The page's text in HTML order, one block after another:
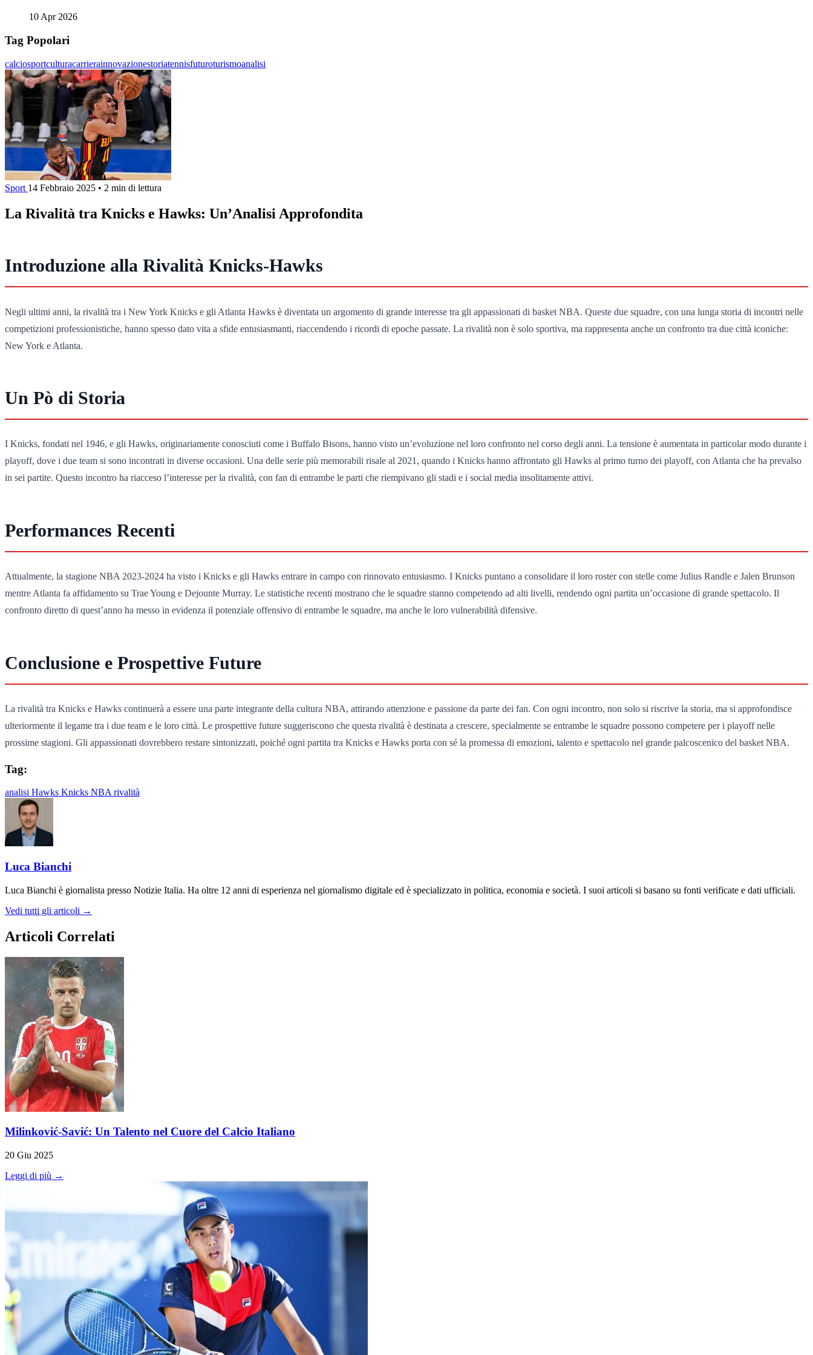
10 Apr 2026
Tag Popolari
calciosportculturacarrierainnovazionestoriatennisfuturoturismoanalisi
Sport 14 Febbraio 2025 • 2 min di lettura
La Rivalità tra Knicks e Hawks: Un’Analisi Approfondita
Introduzione alla Rivalità Knicks-Hawks
Negli ultimi anni, la rivalità tra i New York Knicks e gli Atlanta Hawks è diventata un argomento di grande interesse tra gli appassionati di basket NBA. Queste due squadre, con una lunga storia di incontri nelle
competizioni professionistiche, hanno spesso dato vita a sfide entusiasmanti, riaccendendo i ricordi di epoche passate. La rivalità non è solo sportiva, ma rappresenta anche un confronto tra due città iconiche:
New York e Atlanta.
Un Pò di Storia
I Knicks, fondati nel 1946, e gli Hawks, originariamente conosciuti come i Buffalo Bisons, hanno visto un’evoluzione nel loro confronto nel corso degli anni. La tensione è aumentata in particolar modo durante i
playoff, dove i due team si sono incontrati in diverse occasioni. Una delle serie più memorabili risale al 2021, quando i Knicks hanno affrontato gli Hawks al primo turno dei playoff, con Atlanta che ha prevalso
in sei partite. Questo incontro ha riacceso l’interesse per la rivalità, con fan di entrambe le parti che riempivano gli stadi e i social media insolitamente attivi.
Performances Recenti
Attualmente, la stagione NBA 2023-2024 ha visto i Knicks e gli Hawks entrare in campo con rinnovato entusiasmo. I Knicks puntano a consolidare il loro roster con stelle come Julius Randle e Jalen Brunson
mentre Atlanta fa affidamento su Trae Young e Dejounte Murray. Le statistiche recenti mostrano che le squadre stanno competendo ad alti livelli, rendendo ogni partita un’occasione di grande spettacolo. Il
confronto diretto di quest’anno ha messo in evidenza il potenziale offensivo di entrambe le squadre, ma anche le loro vulnerabilità difensive.
Conclusione e Prospettive Future
La rivalità tra Knicks e Hawks continuerà a essere una parte integrante della cultura NBA, attirando attenzione e passione da parte dei fan. Con ogni incontro, non solo si riscrive la storia, ma si approfondisce
ulteriormente il legame tra i due team e le loro città. Le prospettive future suggeriscono che questa rivalità è destinata a crescere, specialmente se entrambe le squadre possono competere per i playoff nelle
prossime stagioni. Gli appassionati dovrebbero restare sintonizzati, poiché ogni partita tra Knicks e Hawks porta con sé la promessa di emozioni, talento e spettacolo nel grande palcoscenico del basket NBA.
Tag:
analisi Hawks Knicks NBA rivalità
Luca Bianchi
Luca Bianchi è giornalista presso Notizie Italia. Ha oltre 12 anni di esperienza nel giornalismo digitale ed è specializzato in politica, economia e società. I suoi articoli si basano su fonti verificate e dati ufficiali.
Vedi tutti gli articoli →
Articoli Correlati
Milinković-Savić: Un Talento nel Cuore del Calcio Italiano
20 Giu 2025
Leggi di più →